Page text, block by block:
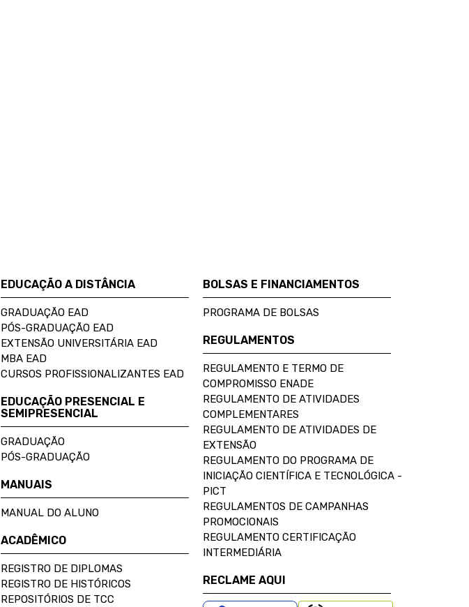
EDUCAÇÃO A DISTÂNCIA
GRADUAÇÃO EAD
PÓS-GRADUAÇÃO EAD
EXTENSÃO UNIVERSITÁRIA EAD
MBA EAD
CURSOS PROFISSIONALIZANTES EAD
EDUCAÇÃO PRESENCIAL E
SEMIPRESENCIAL
GRADUAÇÃO
PÓS-GRADUAÇÃO
MANUAIS
MANUAL DO ALUNO
ACADÊMICO
REGISTRO DE DIPLOMAS
REGISTRO DE HISTÓRICOS
REPOSITÓRIOS DE TCC
BOLSAS E FINANCIAMENTOS
PROGRAMA DE BOLSAS
REGULAMENTOS
REGULAMENTO E TERMO DE
COMPROMISSO ENADE
REGULAMENTO DE ATIVIDADES
COMPLEMENTARES
REGULAMENTO DE ATIVIDADES DE
EXTENSÃO
REGULAMENTO DO PROGRAMA DE
INICIAÇÃO CIENTÍFICA E TECNOLÓGICA -
PICT
REGULAMENTOS DE CAMPANHAS
PROMOCIONAIS
REGULAMENTO CERTIFICAÇÃO
INTERMEDIÁRIA
RECLAME AQUI